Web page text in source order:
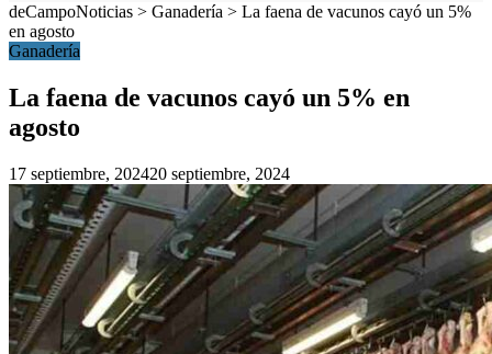
deCampoNoticias > Ganadería > La faena de vacunos cayó un 5%
en agosto
Ganadería
La faena de vacunos cayó un 5% en
agosto
17 septiembre, 202420 septiembre, 2024